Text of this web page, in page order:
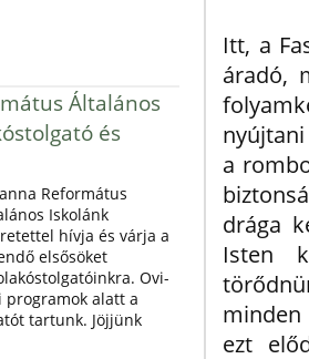
Általános
és
Református
Iskolánk
hívja és várja a
elsősöket
Ovi-
programok alatt a
tartunk. Jöjjünk
Itt, a
áradó,
a
drága
Isten
minden
ezt